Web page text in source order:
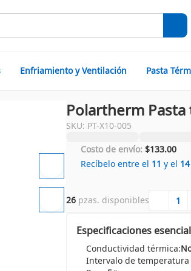
Enfriamiento y Ventilación Pasta
Polartherm Pasta
SKU: PT-X10-005
Costo de envío: $133.00
Recíbelo entre el 11 y el 14
26 pzas. disponibles
Especificaciones
Conductividad térmica:
Intervalo de temperatura